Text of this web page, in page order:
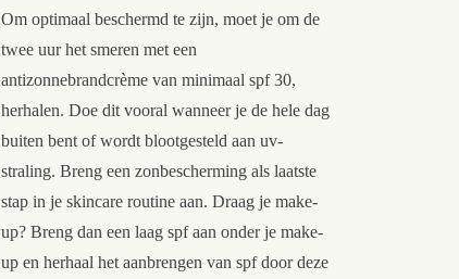
Om optimaal beschermd te zijn, moet je om de
twee uur het smeren met een
antizonnebrandcrème van minimaal spf 30,
herhalen. Doe dit vooral wanneer je de hele dag
buiten bent of wordt blootgesteld aan uv-
straling. Breng een zonbescherming als laatste
stap in je skincare routine aan. Draag je make-
up? Breng dan een laag spf aan onder je make-
up en herhaal het aanbrengen van spf door deze